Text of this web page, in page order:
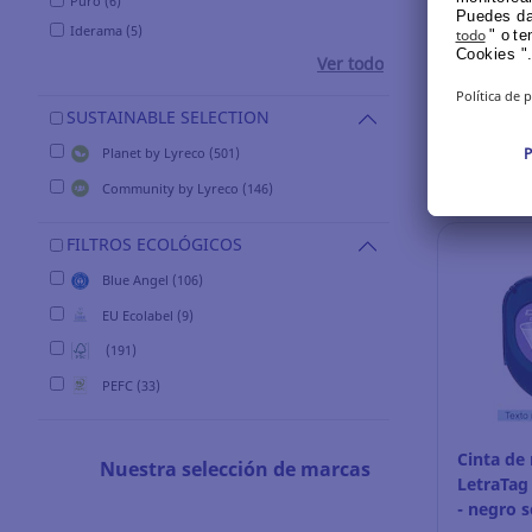
Iderama (5)
Ver todo
SUSTAINABLE SELECTION
Planet by Lyreco (501)
Community by Lyreco (146)
FILTROS ECOLÓGICOS
Blue Angel (106)
EU Ecolabel (9)
(191)
PEFC (33)
Nuestra selección de marcas
Ref.:
Inicia
Cinta
- negro